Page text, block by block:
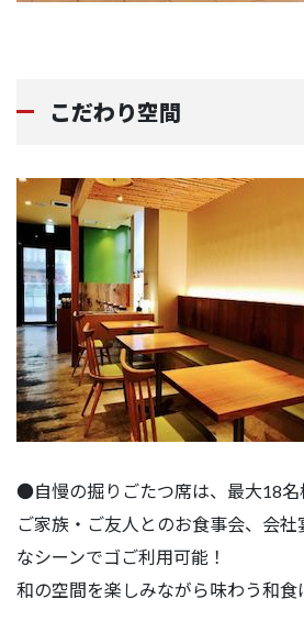
こだわり空間
●自慢の掘りごたつ席は、最大18名
ご家族・ご友人とのお食事会、会
なシーンでゴご利用可能！
和の空間を楽しみながら味わう和食